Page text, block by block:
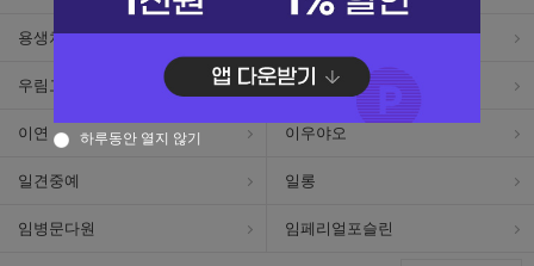
용생차창 우노실버
우림고수차 이무차창
이연 이우야오
일견중예 일롱
임병문다원 임페리얼포슬린
하루동안 열지 않기